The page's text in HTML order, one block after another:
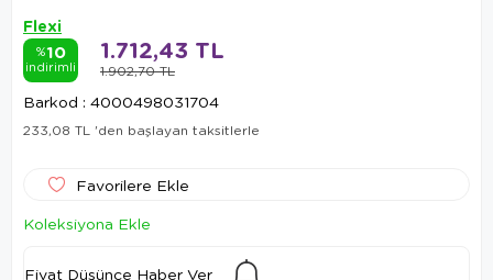
Flexi
%10
indirimli 1.902,70 TL
1.712,43 TL
Barkod : 4000498031704
233,08 TL 'den başlayan taksitlerle
Favorilere Ekle
Koleksiyona Ekle
Fiyat Düşünce Haber Ver